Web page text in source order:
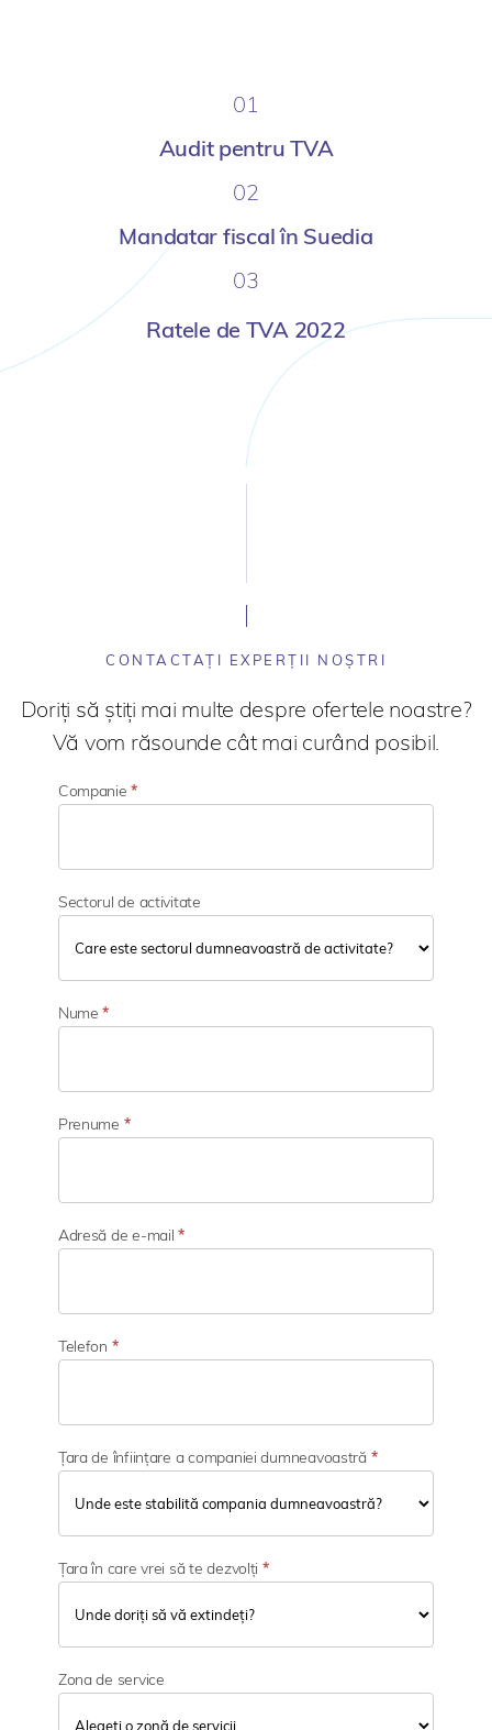
01
Audit pentru TVA
02
Mandatar fiscal în Suedia
03
Ratele de TVA 2022
CONTACTAȚI EXPERȚII NOȘTRI
Doriți să știți mai multe despre ofertele noastre?
Vă vom răsounde cât mai curând posibil.
Companie*
Sectorul de activitate
e
c
u
l
c
t
i
t
a
Nume*
Prenume *
Adresă de e-mail*
Telefon *
Țara de înființare a companiei dumneavoastră *
Țara în care vrei să te dezvolți *
Zona de service